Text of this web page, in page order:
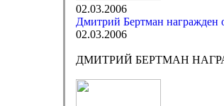
02.03.2006
Дмитрий Бертман
02.03.2006
ДМИТРИЙ БЕРТМАН